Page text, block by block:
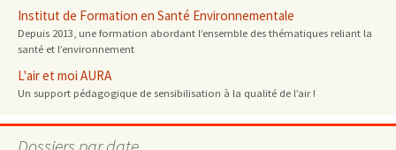
Institut de Formation en Santé Environnementale
Depuis 2013, une formation abordant l’ensemble des thématiques reliant la
santé et l’environnement
L'air et moi AURA
Un support pédagogique de sensibilisation à la qualité de l’air !